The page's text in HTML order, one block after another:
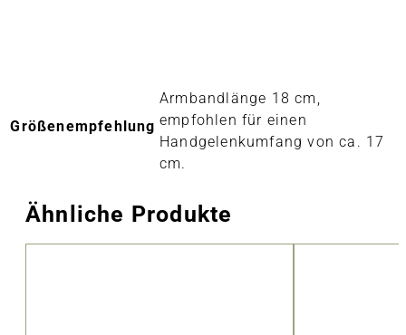
Größenempfehlung
Armbandlänge 18 cm,
empfohlen für einen
Handgelenkumfang von ca. 17
cm.
Ähnliche Produkte